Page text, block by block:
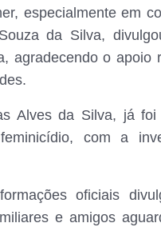
especialmente em
da Silva,
agradecendo o
Alves da Silva, já
com a
oficiais
e amigos